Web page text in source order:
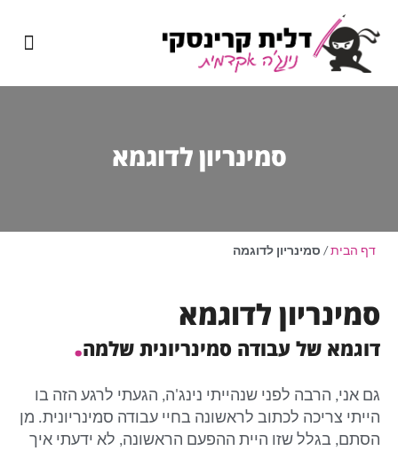
סמינריוןלדוגמא
דף הבית/ סמינריון לדוגמה
סמינריון לדוגמא
דוגמא של עבודה סמינריונית שלמה.
גם אני, הרבה לפני שנהייתי נינג'ה, הגעתי לרגע הזה בו
הייתי צריכה לכתוב לראשונה בחיי עבודה סמינריונית. מן
הסתם, בגלל שזו היית ההפעם הראשונה, לא ידעתי איך